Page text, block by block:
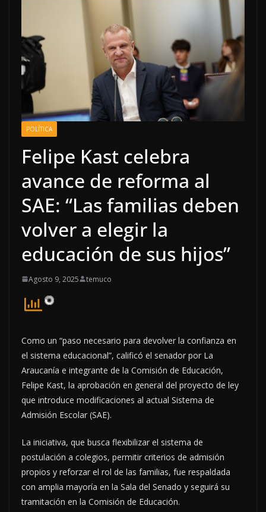
POLÍTICA
Felipe Kast celebra
avance de reforma al
SAE: “Las familias deben
volver a elegir la
educación de sus hijos”
Agosto 9, 2025 temuco
Como un “paso necesario para devolver la confianza en
el sistema educacional”, calificó el senador por La
Araucanía e integrante de la Comisión de Educación,
Felipe Kast, la aprobación en general del proyecto de ley
que introduce modificaciones al actual Sistema de
Admisión Escolar (SAE).
La iniciativa, que busca flexibilizar el sistema de
postulación a colegios, permitir criterios de admisión
propios y reforzar el rol de las familias, fue respaldada
con amplia mayoría en la Sala del Senado y seguirá su
tramitación en la Comisión de Educación.